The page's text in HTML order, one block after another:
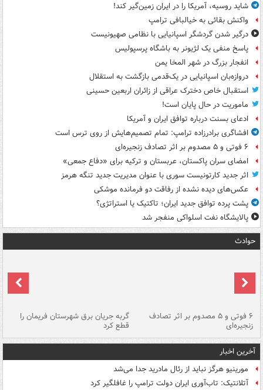
شاید روسیه، آمریکا را در ایران زمین‌گیر کند!
واکنش بقائی به خیالبافی ترامپ
درگیر شدن گردشگر اسپانیایی با نظامی صهیونیست
پاسخ منفی یک لژیونر به باشگاه پرسپولیس
انفجار بزرگ در شهر المخا یمن
دروازه‌بان اسپانیایی در یک‌قدمی بازگشت به استقلال
استقبال خاص دخترک عراقی از زائران اربعین حسینی
ماموریت در حال پایان است!
ادعای بسنت درباره توافق ایران و آمریکا
افشاگری برادرزاده ترامپ: تمام تصمیم‌هایش از روی ترس است
۶ فوتی و ۵ مصدوم بر اثر تصادف زنجیره‌ای
امضای سران پاکستان، عربستان و ترکیه برای «دفاع جمعی»
اثر جدید کارتونیست سوری با عنوان مدیریت جدید تنگه هرمز
عکس‌های دیده نشده از رفاقت دو فرمانده‌ موشکی
پشت پرده توافق جدید ایران؛ تاکتیک یا استراتژی؟
پالایشگاه نفت اسلواکی منفجر شد
حوادث
۶ فوتی و ۵ مصدوم بر اثر تصادف
زنجیره‌ای
گربه جریان برق شهرستان فریمان را
قطع کرد
آخرین اخبار
مورینیو هرگز نباید از رئال مادرید جدا می‌شد
آتلانتیک: تاب‌آوری ایران دولت ترامپ را غافلگیر کرد